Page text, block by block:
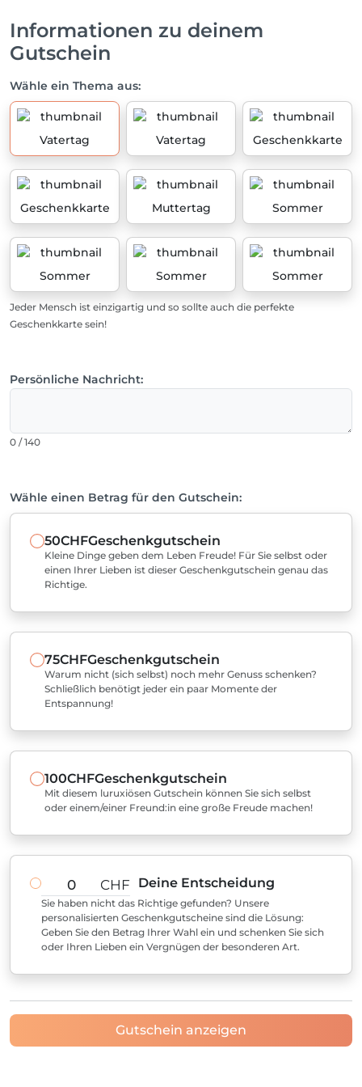
Informationen zu deinem
Gutschein
Wähle ein Thema aus:
Vatertag Vatertag Geschenkkarte
Geschenkkarte Muttertag Sommer
Sommer Sommer Sommer
Jeder Mensch ist einzigartig und so sollte auch die perfekte
Geschenkkarte sein!
Persönliche Nachricht:
0 / 140
Wähle einen Betrag für den Gutschein:
50CHFGeschenkgutschein
Kleine Dinge geben dem Leben Freude! Für Sie selbst oder
einen Ihrer Lieben ist dieser Geschenkgutschein genau das
Richtige.
75CHFGeschenkgutschein
Warum nicht (sich selbst) noch mehr Genuss schenken?
Schließlich benötigt jeder ein paar Momente der
Entspannung!
100CHFGeschenkgutschein
Mit diesem luruxiösen Gutschein können Sie sich selbst
oder einem/einer Freund:in eine große Freude machen!
CHF Deine Entscheidung
Sie haben nicht das Richtige gefunden? Unsere
personalisierten Geschenkgutscheine sind die Lösung:
Geben Sie den Betrag Ihrer Wahl ein und schenken Sie sich
oder Ihren Lieben ein Vergnügen der besonderen Art.
Gutschein anzeigen